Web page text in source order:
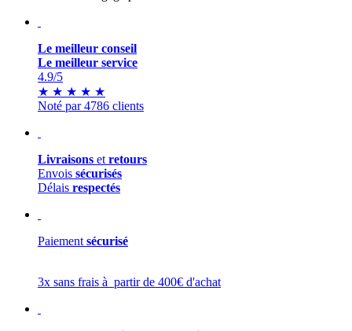
Le meilleur conseil
Le meilleur service
4.9/5
★ ★ ★ ★ ★
Noté par 4786 clients
Livraisons et retours
Envois sécurisés
Délais respectés
Paiement sécurisé
3x sans frais à partir de 400€ d'achat